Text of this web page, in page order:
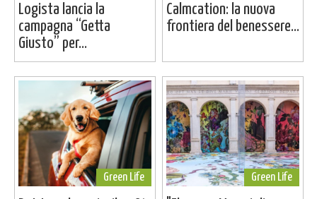
Logista lancia la
campagna “Getta
Giusto” per...
Calmcation: la nuova
frontiera del benessere...
Green Life Green Life